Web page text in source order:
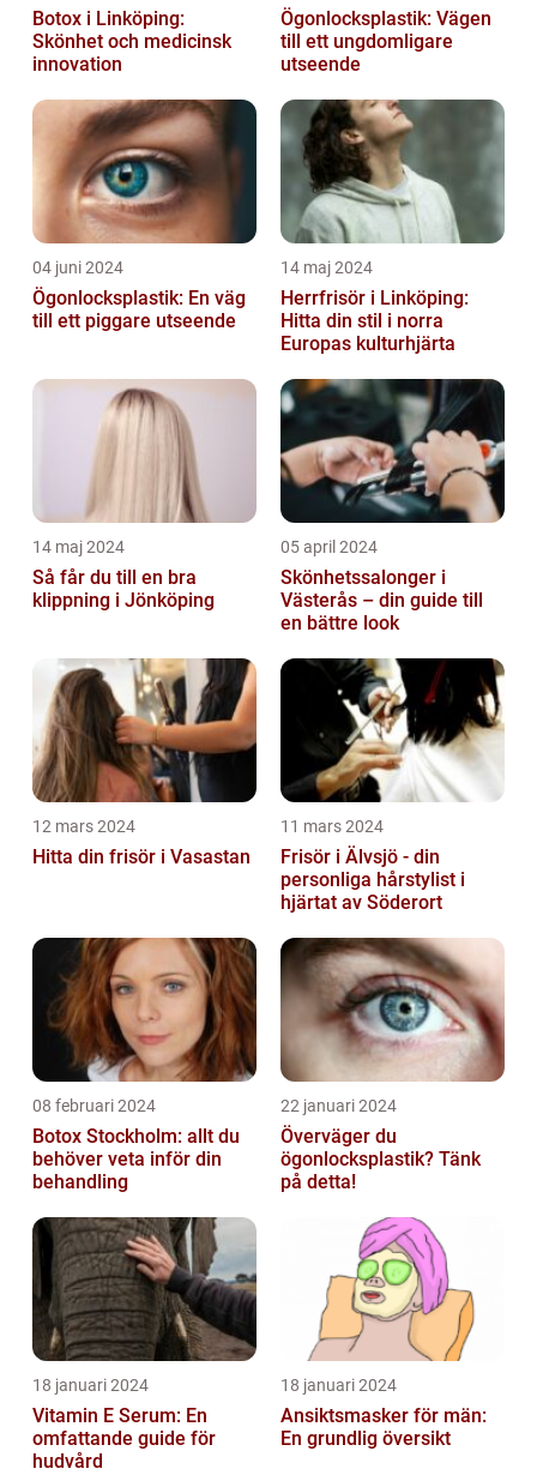
Botox i Linköping:
Skönhet och medicinsk
innovation
Ögonlocksplastik: Vägen
till ett ungdomligare
utseende
04 juni 2024
Ögonlocksplastik: En väg
till ett piggare utseende
14 maj 2024
Herrfrisör i Linköping:
Hitta din stil i norra
Europas kulturhjärta
14 maj 2024
Så får du till en bra
klippning i Jönköping
05 april 2024
Skönhetssalonger i
Västerås – din guide till
en bättre look
12 mars 2024
Hitta din frisör i Vasastan
11 mars 2024
Frisör i Älvsjö - din
personliga hårstylist i
hjärtat av Söderort
08 februari 2024
Botox Stockholm: allt du
behöver veta inför din
behandling
22 januari 2024
Överväger du
ögonlocksplastik? Tänk
på detta!
18 januari 2024
Vitamin E Serum: En
omfattande guide för
hudvård
18 januari 2024
Ansiktsmasker för män:
En grundlig översikt